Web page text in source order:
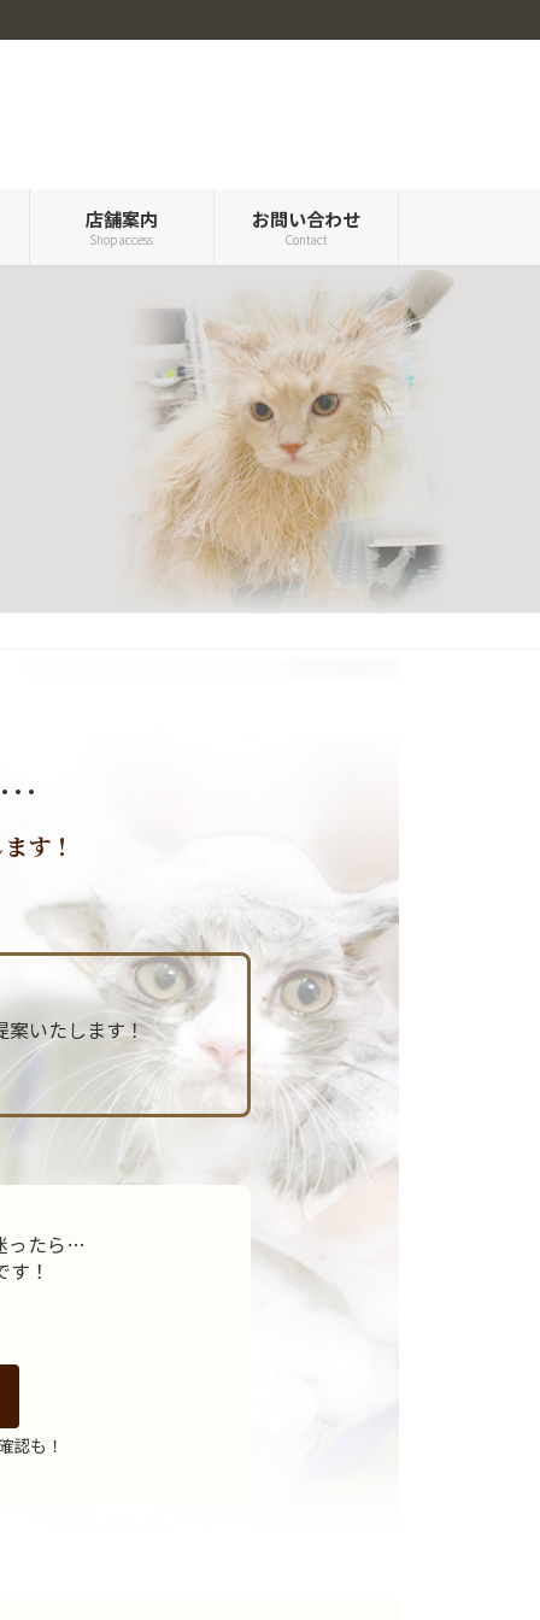
店舗案内
Shop access
お問い合わせ
Contact
…
す！
案いたします！
ったら…
！
認も！